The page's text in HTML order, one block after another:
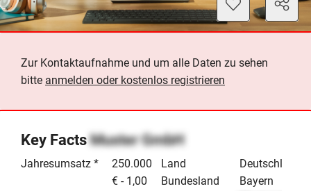
Zur Kontaktaufnahme und um alle Daten zu sehen
bitte anmelden oder kostenlos registrieren
Key FactsMuster GmbH
Jahresumsatz *
250.000
€ - 1,00
Land
Deutschland
Bundesland
Bayern